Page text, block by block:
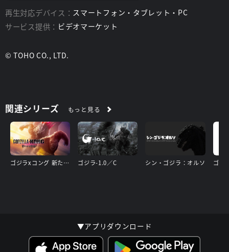
再生対応デバイス： スマートフォン・タブレット・PC
サービス提供： ビデオマーケット
© TOHO CO., LTD.
関連シリーズ もっと見る
ゴジラxコング 新たなる帝国 ゴジラ-1.0／C シン・ゴジラ：オルソ ゴジ
▼アプリダウンロード